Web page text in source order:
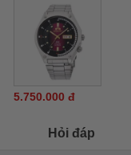
5.750.000 đ
Hỏi đáp